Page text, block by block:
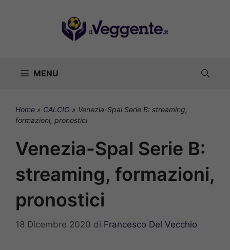
MENU
Home » CALCIO » Venezia-Spal Serie B: streaming,
formazioni, pronostici
Venezia-Spal Serie B:
streaming, formazioni,
pronostici
18 Dicembre 2020 di Francesco Del Vecchio